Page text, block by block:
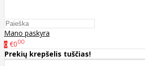
Mano paskyra
0 €000
Prekių krepšelis tuščias!